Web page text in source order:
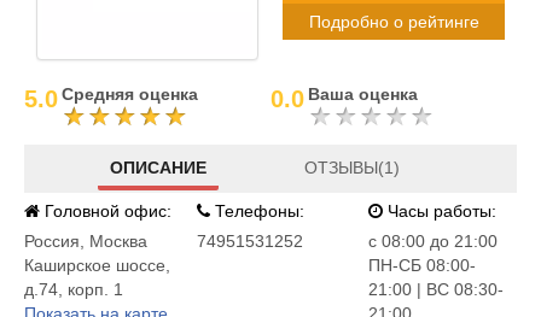
Подробно о рейтинге
5.0Средняя оценка 0.0 Ваша оценка
ОПИСАНИЕ ОТЗЫВЫ(1)
Головной офис:
Россия
Москва
Каширское шоссе,
д.74, корп. 1
Телефоны:
74951531252
Часы работы:
c 08:00 до 21:00
ПН-СБ 08:00-
21:00 | ВС 08:30-